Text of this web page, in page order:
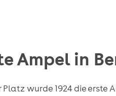
Ampel in
wurde 1924 die erste